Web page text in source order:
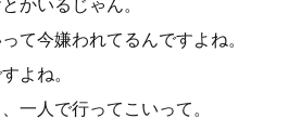
かいるじゃん。
て今嫌われてるんですよね。
よね。
一人で行ってこいって。